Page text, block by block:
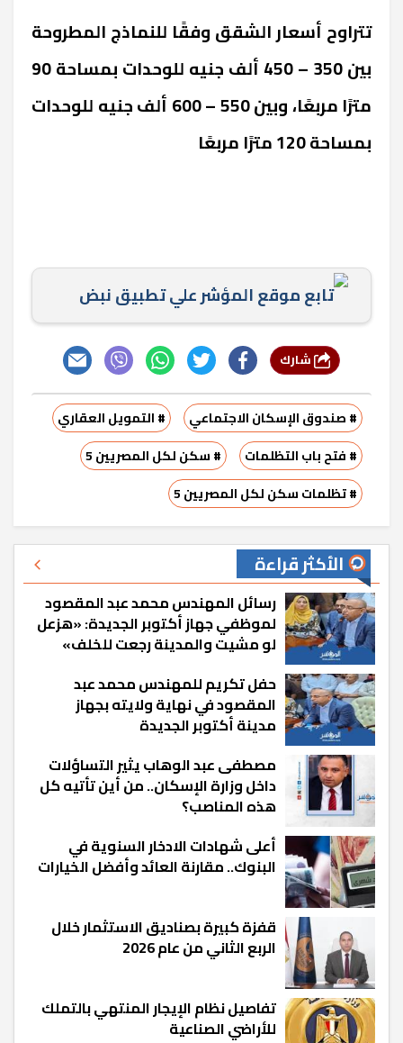
تتراوح أسعار الشقق وفقًا للنماذج المطروحة
بين 350 – 450 ألف جنيه للوحدات بمساحة 90
مترًا مربعًا، وبين 550 – 600 ألف جنيه للوحدات
بمساحة 120 مترًا مربعًا
تابع موقع المؤشر علي تطبيق نبض
# صندوق الإسكان الاجتماعي
# التمويل العقاري
# فتح باب التظلمات
# سكن لكل المصريين 5
# تظلمات سكن لكل المصريين 5
الأكثر قراءة
رسائل المهندس محمد عبد المقصود
لموظفي جهاز أكتوبر الجديدة: «هزعل
لو مشيت والمدينة رجعت للخلف»
حفل تكريم للمهندس محمد عبد
المقصود في نهاية ولايته بجهاز
مدينة أكتوبر الجديدة
مصطفى عبد الوهاب يثير التساؤلات
داخل وزارة الإسكان.. من أين تأتيه كل
هذه المناصب؟
أعلى شهادات الادخار السنوية في
البنوك.. مقارنة العائد وأفضل الخيارات
قفزة كبيرة بصناديق الاستثمار خلال
الربع الثاني من عام 2026
تفاصيل نظام الإيجار المنتهي بالتملك
للأراضي الصناعية